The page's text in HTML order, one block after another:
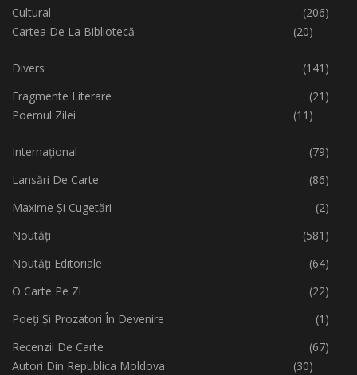
Cultural
(206)
Cartea De La Bibliotecă
(20)
Divers
(141)
Fragmente Literare
(21)
Poemul Zilei
(11)
Internațional
(79)
Lansări De Carte
(86)
Maxime Și Cugetări
(2)
Noutăți
(581)
Noutăți Editoriale
(64)
O Carte Pe Zi
(22)
Poeți Și Prozatori În Devenire
(1)
Recenzii De Carte
(67)
Autori Din Republica Moldova
(30)